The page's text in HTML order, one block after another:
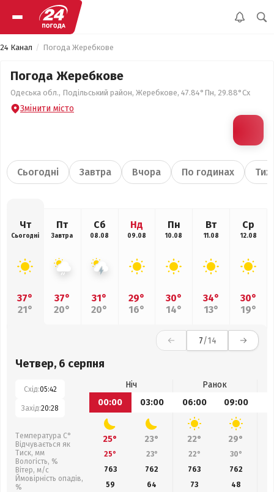
24 Канал Погода Жеребкове
Погода Жеребкове
Одеська обл., Подільський район, Жеребкове, 47.84°Пн, 29.88°Сх
Змінити місто
Сьогодні Завтра Вчора По годинах
Чт
Сьогодні
37°
21°
Пт
Завтра
37°
20°
Сб
08.08
31°
20°
Нд
09.08
29°
16°
Пн
10.08
30°
14°
Вт
11.08
34°
13°
Ср
12.08
30°
19°
7/14
Четвер, 6 серпня
Схід:05:42
Захід:20:28
Температура С°
Відчувається як
Тиск, мм
Вологість, %
Вітер, м/с
Ймовірність опадів,
%
Ніч
Ранок
00:00
03:00 06:00 09:00
25° 23° 22° 29°
25° 23° 22° 30°
763
762 763 762
59
64 73
48